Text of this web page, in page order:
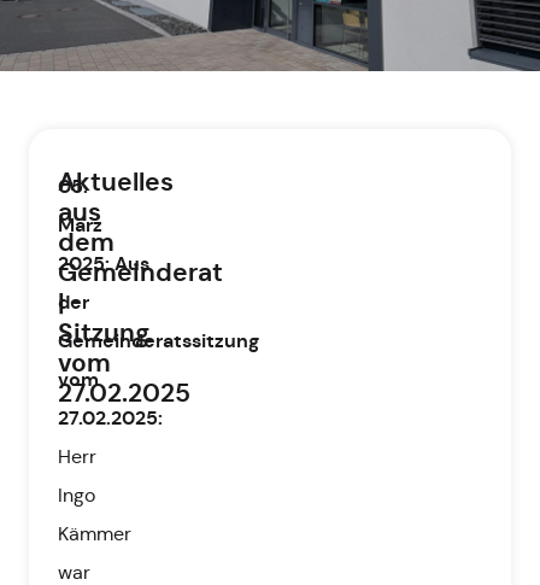
Aktuelles
aus
dem
Gemeinderat
|
Sitzung
vom
27.02.2025
05.
März
2025:Aus
der
Gemeinderatssitzung
vom
27.02.2025:
Herr
Ingo
Kämmer
war